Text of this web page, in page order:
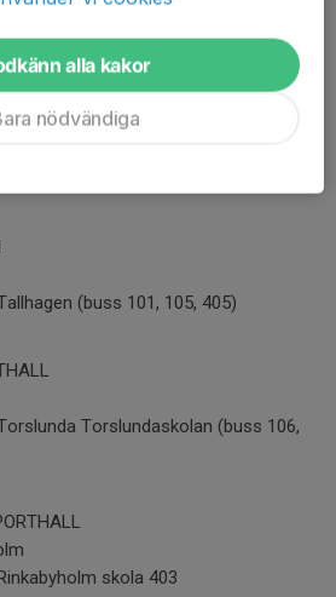
(buss 101, 105, 405)
Torslundaskolan (buss 106,
skola 403
alla kakor
nödvändiga